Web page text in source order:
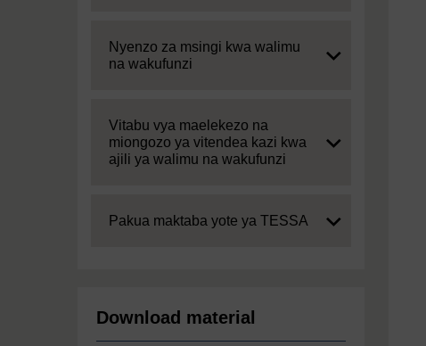
Expand
Nyenzo za msingi kwa walimu
na wakufunzi
Expand
Vitabu vya maelekezo na
miongozo ya vitendea kazi kwa
ajili ya walimu na wakufunzi
Expand
Pakua maktaba yote ya TESSA
Download material